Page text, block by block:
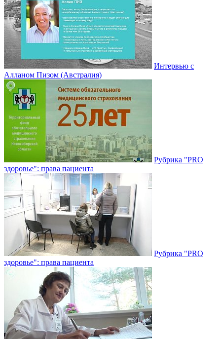
Интервью с
Алланом Пизом (Австралия)
Рубрика "PRO
здоровье": права пациента
Рубрика "PRO
здоровье": права пациента